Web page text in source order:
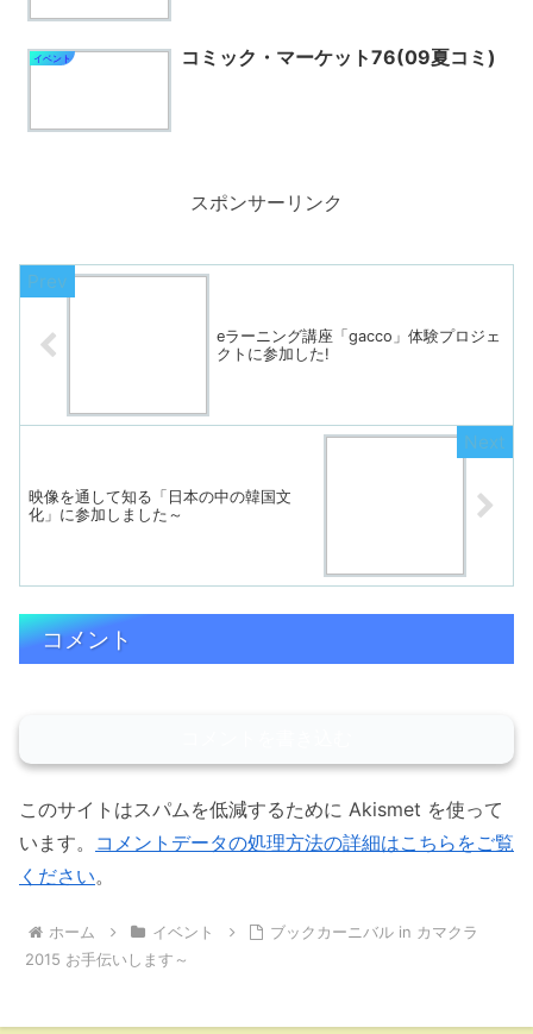
イベント コミック・マーケット76(09夏コミ)
スポンサーリンク
eラーニング講座「gacco」体験プロジェ
クトに参加した!
映像を通して知る「日本の中の韓国文
化」に参加しました～
コメント
このサイトはスパムを低減するために Akismet を使って
います。 コメントデータの処理方法の詳細はこちらをご覧
ください。
ホーム イベント
ブックカーニバル in カマクラ
2015 お手伝いします～